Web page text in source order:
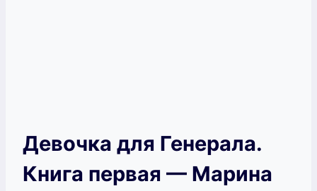
Девочка для Генерала.
Книга первая — Марина